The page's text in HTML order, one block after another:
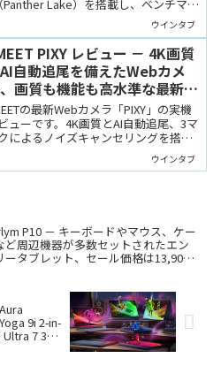
Panther Lake）を搭載し、ベンチマー
では外部GPU搭載機に迫るスコアをマ
クしつつも驚異のバッテリー持ちを実
ています。「ゼロラティスキーボー
は超個性的で、唯一無二の美しさで
ウインタブ
PIXY レビュー － 4K画質
自動追尾を備えたWebカメ
画質も機能も高水準な最新モ
の最新Webカメラ「PIXY」の実機
ューです。4K画質とAI自動追尾、3マ
によるノイズキャンセリングを搭載
ています。愛嬌のあるデザインで、自
追跡時の動きもユーモラスです。ウインタブ
P10 － キーボードやマウス、ケー
ど周辺機器が多数セットされたエン
ータブレット、セール価格は13,900
9i 2-in-
7 355